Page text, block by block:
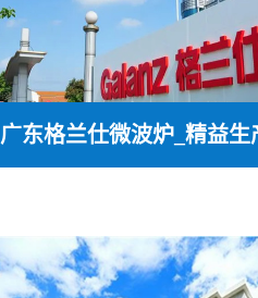
广东格兰仕微波炉_精益生